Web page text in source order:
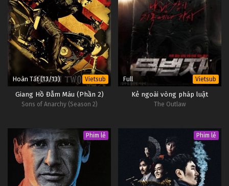
Hoàn Tất (13/13) Vietsub
Giang Hồ Đẫm Máu (Phần 2)
Sons of Anarchy (Season 2)
Full Vietsub
Kẻ ngoài vòng pháp luật
The Outlaw
Phim lẻ Phim lẻ